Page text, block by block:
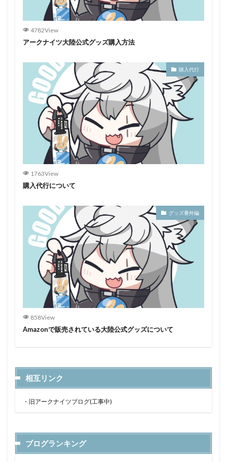
4782View
アークナイツ大陸公式グッズ購入方法
購入代行
1763View
購入代行について
グッズ番外編
858View
Amazonで販売されている大陸公式グッズについて
相互リンク
・ 旧アークナイツブログ(工事中)
ブログランキング